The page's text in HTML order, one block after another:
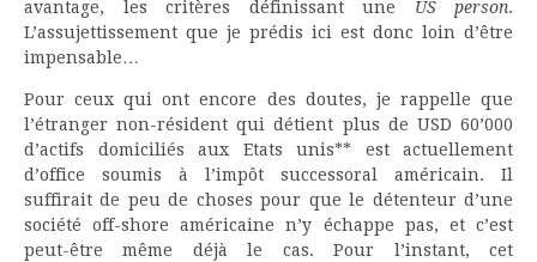
avantage, les critères définissant une US person.
L’assujettissement que je prédis ici est donc loin d’être
impensable…
Pour ceux qui ont encore des doutes, je rappelle que
l’étranger non-résident qui détient plus de USD 60’000
d’actifs domiciliés aux Etats unis** est actuellement
d’office soumis à l’impôt successoral américain. Il
suffirait de peu de choses pour que le détenteur d’une
société off-shore américaine n’y échappe pas, et c’est
peut-être même déjà le cas. Pour l’instant, cet